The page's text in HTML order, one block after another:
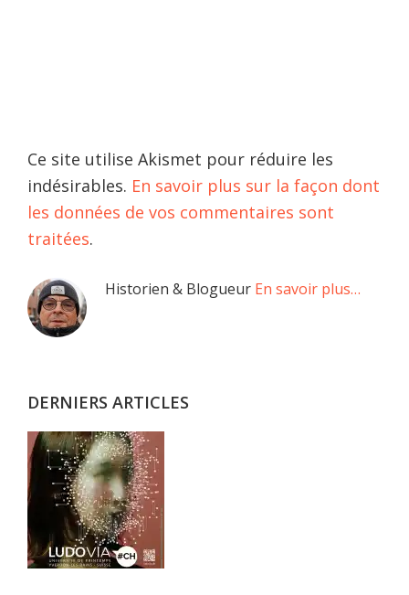
Ce site utilise Akismet pour réduire les
indésirables. En savoir plus sur la façon dont
les données de vos commentaires sont
traitées.
Barre
latérale
Historien & Blogueur En savoir plus…
DERNIERS ARTICLES